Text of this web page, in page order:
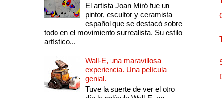
El artista Joan Miró fue un
pintor, escultor y ceramista
español que se destacó sobre
todo en el movimiento surrealista. Su estilo
artístico...
Wall-E, una maravillosa
experiencia. Una película
genial.
Tuve la suerte de ver el otro